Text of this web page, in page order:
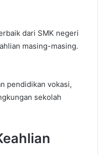
dari SMK negeri
masing-masing.
pendidikan vokasi,
sekolah